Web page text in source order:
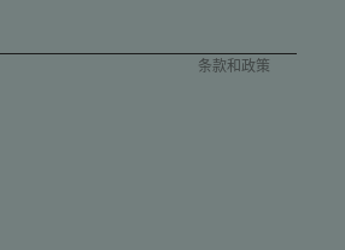
条款和政策